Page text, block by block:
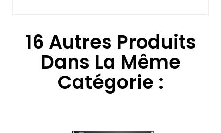
16 Autres Produits
Dans La Même
Catégorie :